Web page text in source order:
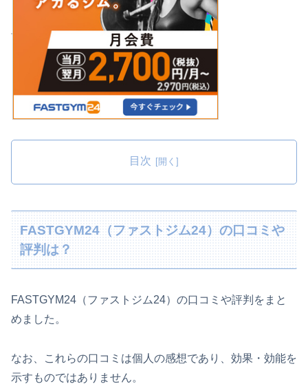
目次
FASTGYM24（ファストジム24）の口コミや
評判は？
FASTGYM24（ファストジム24）の口コミや評判をまと
めました。
なお、これらの口コミは個人の感想であり、効果・効能を
示すものではありません。